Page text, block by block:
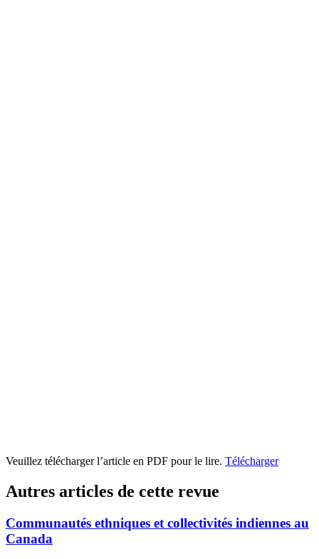
Veuillez télécharger l’article en PDF pour le lire. Télécharger
Autres articles de cette revue
Communautés ethniques et collectivités indiennes au
Canada